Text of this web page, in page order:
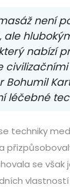
není
ale
nabízí
Bohumil
léčebné
techniky
se